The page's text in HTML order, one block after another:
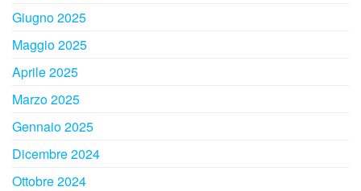
Giugno 2025
Maggio 2025
Aprile 2025
Marzo 2025
Gennaio 2025
Dicembre 2024
Ottobre 2024